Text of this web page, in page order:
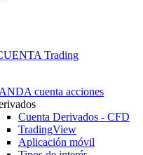
Trading
cuenta acciones
Cuenta Derivados - CFD
TradingView
Aplicación móvil